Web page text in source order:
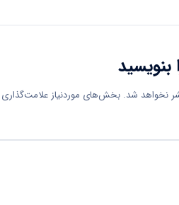
بنویسید
نخواهد شد. بخش‌های موردنیاز علامت‌گذاری